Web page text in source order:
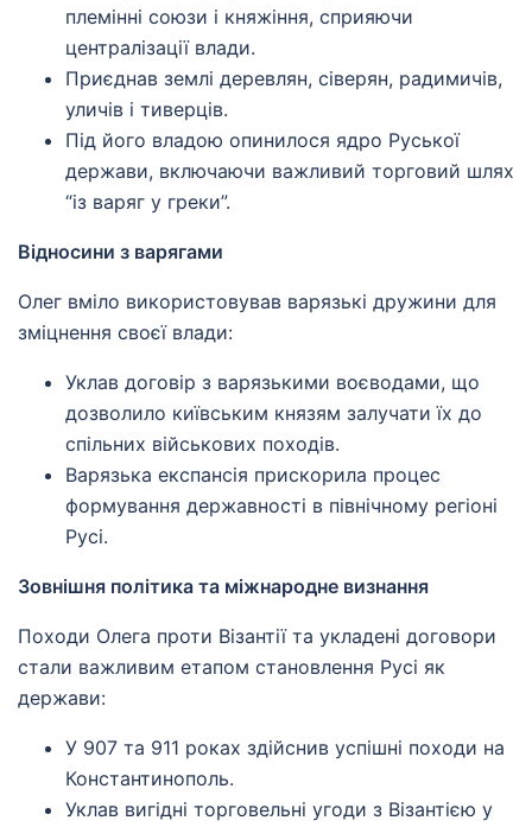
племінні союзи і княжіння, сприяючи
централізації влади.
Приєднав землі деревлян, сіверян, радимичів,
уличів і тиверців.
Під його владою опинилося ядро Руської
держави, включаючи важливий торговий шлях
“із варяг у греки”.
Відносини з варягами
Олег вміло використовував варязькі дружини для
зміцнення своєї влади:
Уклав договір з варязькими воєводами, що
дозволило київським князям залучати їх до
спільних військових походів.
Варязька експансія прискорила процес
формування державності в північному регіоні
Русі.
Зовнішня політика та міжнародне визнання
Походи Олега проти Візантії та укладені договори
стали важливим етапом становлення Русі як
держави:
У 907 та 911 роках здійснив успішні походи на
Константинополь.
Уклав вигідні торговельні угоди з Візантією у